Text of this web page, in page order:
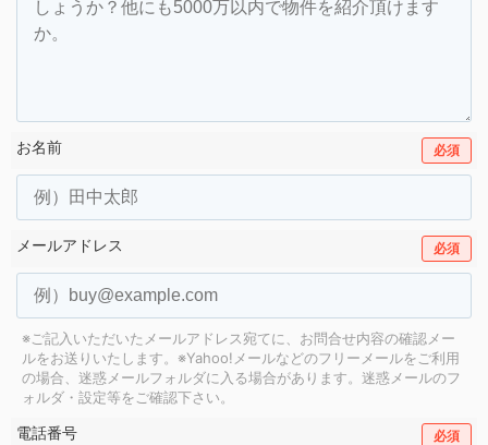
お名前 必須
メールアドレス 必須
※ご記入いただいたメールアドレス宛てに、お問合せ内容の確認メー
ルをお送りいたします。 ※Yahoo!メールなどのフリーメールをご利用
の場合、迷惑メールフォルダに入る場合があります。 迷惑メールのフ
ォルダ・設定等をご確認下さい。
電話番号 必須